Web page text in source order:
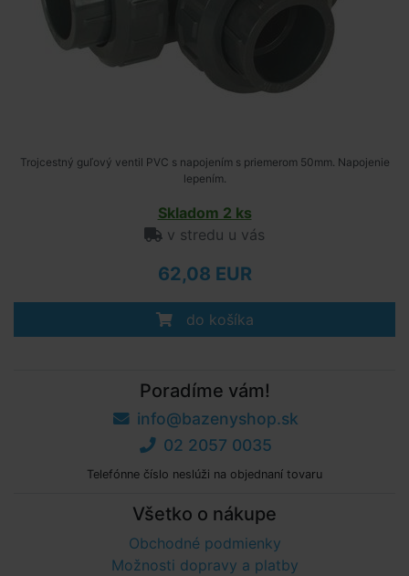
Trojcestný guľový ventil PVC s napojením s priemerom 50mm. Napojenie
lepením.
Skladom 2 ks
v stredu u vás
62,08 EUR
do košíka
Poradíme vám!
info@bazenyshop.sk
02 2057 0035
Telefónne číslo neslúži na objednaní tovaru
Všetko o nákupe
Obchodné podmienky
Možnosti dopravy a platby